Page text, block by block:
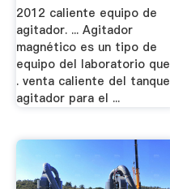
2012 caliente equipo de
agitador. ... Agitador
magnético es un tipo de
equipo del laboratorio que
. venta caliente del tanque
agitador para el ...